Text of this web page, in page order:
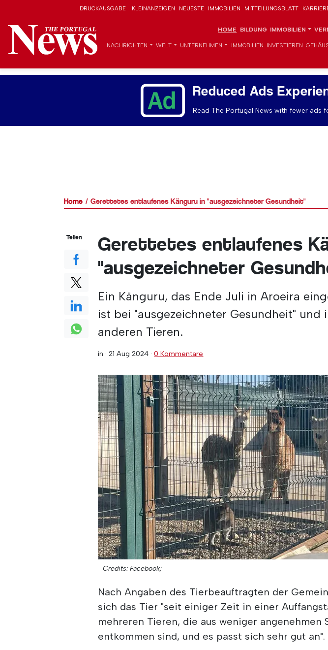
DRUCKAUSGABE KLEINANZEIGEN NEUESTE IMMOBILIEN MITTEILUNGSBLATT
HOME BILDUNG IMMOBILIEN
NACHRICHTEN WELT UNTERNEHMEN IMMOBILIEN INVESTIEREN
Reduced Ads
Read The Portugal News with fewer ads
Home Gerettetes entlaufenes Känguru in "ausgezeichneter Gesundheit"
Gerettetes entlaufenes
"ausgezeichneter
Ein Känguru, das Ende Juli in Aroeira
ist bei "ausgezeichneter Gesundheit"
anderen Tieren.
in ·21 Aug 2024 ·0 Kommentare
Credits: Facebook;
Nach Angaben des Tierbeauftragten der
sich das Tier "seit einiger Zeit in einer
mehreren Tieren, die aus weniger angenehmen
entkommen sind, und es passt sich sehr gut an".
Teilen